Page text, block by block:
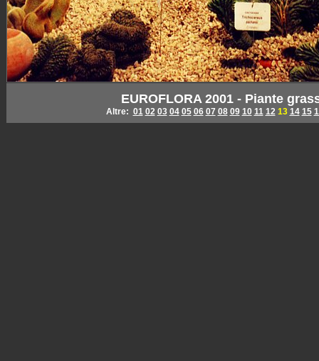
EUROFLORA 2001 - Piante
Altre: 01 02 03 04 05 06 07 08 09 10 11 12 13 14 15